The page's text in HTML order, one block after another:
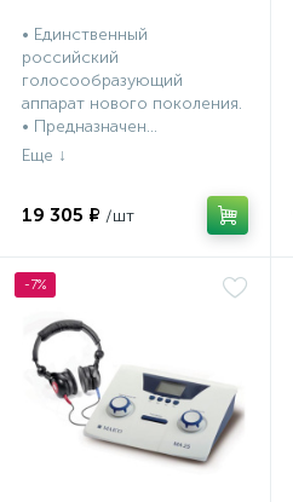
• Единственный
российский
голосообразующий
аппарат нового поколения.
• Предназначен...
19 305 ₽
-7%